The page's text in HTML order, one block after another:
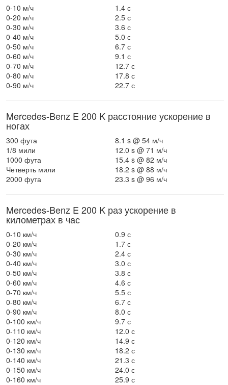
0-10 м/ч
1.4 с
0-20 м/ч
2.5 с
0-30 м/ч
3.6 с
0-40 м/ч
5.0 с
0-50 м/ч
6.7 с
0-60 м/ч
9.1 с
0-70 м/ч
12.7 с
0-80 м/ч
17.8 с
0-90 м/ч
22.7 с
Mercedes-Benz E 200 K расстояние ускорение в
ногах
300 фута
8.1 s @ 54 м/ч
1/8 мили
12.0 s @ 71 м/ч
1000 фута
15.4 s @ 82 м/ч
Четверть мили
18.2 s @ 88 м/ч
2000 фута
23.3 s @ 96 м/ч
Mercedes-Benz E 200 K раз ускорение в
километрах в час
0-10 км/ч
0.9 с
0-20 км/ч
1.7 с
0-30 км/ч
2.4 с
0-40 км/ч
3.0 с
0-50 км/ч
3.8 с
0-60 км/ч
4.6 с
0-70 км/ч
5.5 с
0-80 км/ч
6.7 с
0-90 км/ч
8.0 с
0-100 км/ч
9.7 с
0-110 км/ч
12.0 с
0-120 км/ч
14.9 с
0-130 км/ч
18.2 с
0-140 км/ч
21.3 с
0-150 км/ч
24.0 с
0-160 км/ч
25.9 с